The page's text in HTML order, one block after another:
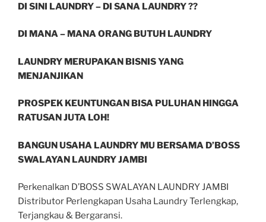
DI SINI LAUNDRY – DI SANA LAUNDRY ??
DI MANA – MANA ORANG BUTUH LAUNDRY
LAUNDRY MERUPAKAN BISNIS YANG
MENJANJIKAN
PROSPEK KEUNTUNGAN BISA PULUHAN HINGGA
RATUSAN JUTA LOH!
BANGUN USAHA LAUNDRY MU BERSAMA D’BOSS
SWALAYAN LAUNDRY JAMBI
Perkenalkan D’BOSS SWALAYAN LAUNDRY JAMBI
Distributor Perlengkapan Usaha Laundry Terlengkap,
Terjangkau & Bergaransi.